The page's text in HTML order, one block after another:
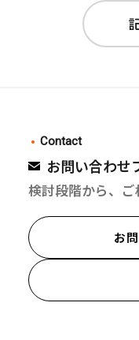
Contact
お問い合わせ
検討段階から、ご
お